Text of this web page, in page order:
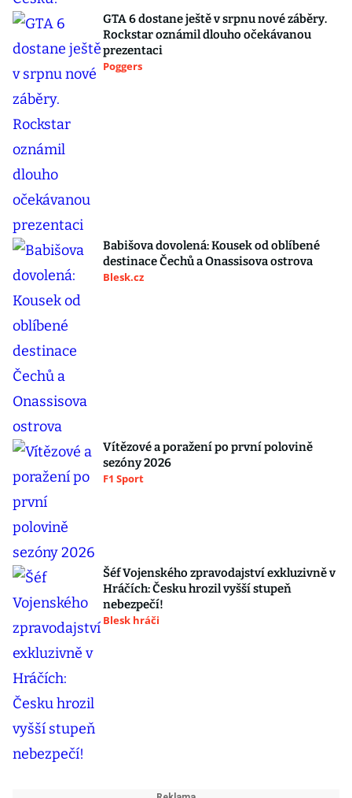
GTA 6 dostane ještě v srpnu nové záběry.
Rockstar oznámil dlouho očekávanou
prezentaci
Poggers
Babišova dovolená: Kousek od oblíbené
destinace Čechů a Onassisova ostrova
Blesk.cz
Vítězové a poražení po první polovině
sezóny 2026
F1 Sport
Šéf Vojenského zpravodajství exkluzivně v
Hráčích: Česku hrozil vyšší stupeň
nebezpečí!
Blesk hráči